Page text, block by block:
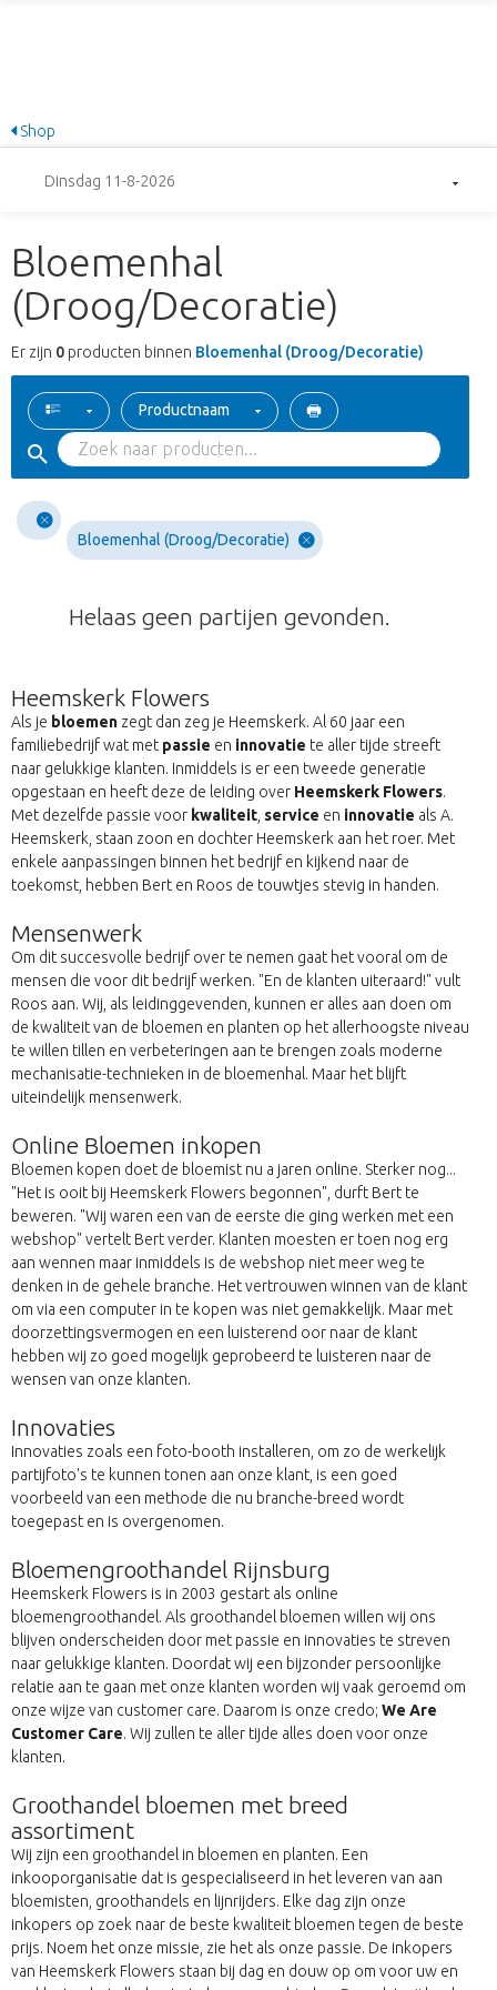
Shop
Dinsdag 11-8-2026
Bloemenhal
(Droog/Decoratie)
Er zijn 0 producten binnen Bloemenhal (Droog/Decoratie)
Productnaam
Bloemenhal (Droog/Decoratie)
Helaas geen partijen gevonden.
Heemskerk Flowers
Als je bloemen zegt dan zeg je Heemskerk. Al 60 jaar een
familiebedrijf wat met passie en innovatie te aller tijde streeft
naar gelukkige klanten. Inmiddels is er een tweede generatie
opgestaan en heeft deze de leiding over Heemskerk Flowers.
Met dezelfde passie voor kwaliteit, service en innovatie als A.
Heemskerk, staan zoon en dochter Heemskerk aan het roer. Met
enkele aanpassingen binnen het bedrijf en kijkend naar de
toekomst, hebben Bert en Roos de touwtjes stevig in handen.
Mensenwerk
Om dit succesvolle bedrijf over te nemen gaat het vooral om de
mensen die voor dit bedrijf werken. "En de klanten uiteraard!" vult
Roos aan. Wij, als leidinggevenden, kunnen er alles aan doen om
de kwaliteit van de bloemen en planten op het allerhoogste niveau
te willen tillen en verbeteringen aan te brengen zoals moderne
mechanisatie-technieken in de bloemenhal. Maar het blijft
uiteindelijk mensenwerk.
Online Bloemen inkopen
Bloemen kopen doet de bloemist nu a jaren online. Sterker nog...
"Het is ooit bij Heemskerk Flowers begonnen", durft Bert te
beweren. "Wij waren een van de eerste die ging werken met een
webshop" vertelt Bert verder. Klanten moesten er toen nog erg
aan wennen maar inmiddels is de webshop niet meer weg te
denken in de gehele branche. Het vertrouwen winnen van de klant
om via een computer in te kopen was niet gemakkelijk. Maar met
doorzettingsvermogen en een luisterend oor naar de klant
hebben wij zo goed mogelijk geprobeerd te luisteren naar de
wensen van onze klanten.
Innovaties
Innovaties zoals een foto-booth installeren, om zo de werkelijk
partijfoto's te kunnen tonen aan onze klant, is een goed
voorbeeld van een methode die nu branche-breed wordt
toegepast en is overgenomen.
Bloemengroothandel Rijnsburg
Heemskerk Flowers is in 2003 gestart als online
bloemengroothandel. Als groothandel bloemen willen wij ons
blijven onderscheiden door met passie en innovaties te streven
naar gelukkige klanten. Doordat wij een bijzonder persoonlijke
relatie aan te gaan met onze klanten worden wij vaak geroemd om
onze wijze van customer care. Daarom is onze credo; We Are
Customer Care. Wij zullen te aller tijde alles doen voor onze
klanten.
Groothandel bloemen met breed
assortiment
Wij zijn een groothandel in bloemen en planten. Een
inkooporganisatie dat is gespecialiseerd in het leveren van aan
bloemisten, groothandels en lijnrijders. Elke dag zijn onze
inkopers op zoek naar de beste kwaliteit bloemen tegen de beste
prijs. Noem het onze missie, zie het als onze passie. De inkopers
van Heemskerk Flowers staan bij dag en douw op om voor uw en